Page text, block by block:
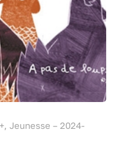
Jeunesse – 2024-